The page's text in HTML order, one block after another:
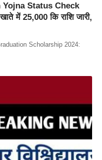
Status Check
में 25,000 कि राशि जारी,
Scholarship 2024: